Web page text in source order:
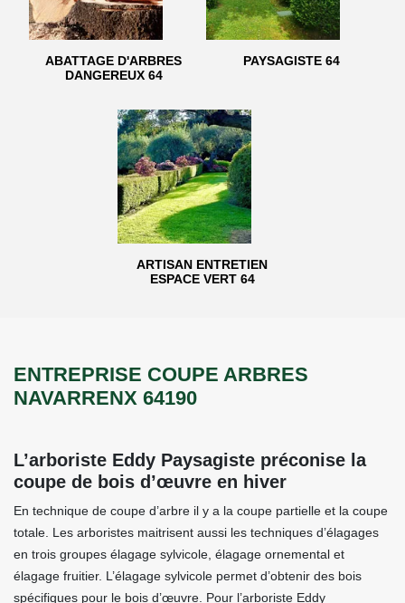
ABATTAGE D'ARBRES
DANGEREUX 64
PAYSAGISTE 64
ARTISAN ENTRETIEN
ESPACE VERT 64
ENTREPRISE COUPE ARBRES
NAVARRENX 64190
L’arboriste Eddy Paysagiste préconise la
coupe de bois d’œuvre en hiver
En technique de coupe d’arbre il y a la coupe partielle et la coupe
totale. Les arboristes maitrisent aussi les techniques d’élagages
en trois groupes élagage sylvicole, élagage ornemental et
élagage fruitier. L’élagage sylvicole permet d’obtenir des bois
spécifiques pour le bois d’œuvre. Pour l’arboriste Eddy